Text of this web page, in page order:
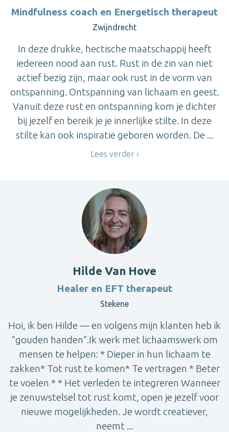
Mindfulness coach en Energetisch therapeut
Zwijndrecht
In deze drukke, hectische maatschappij heeft
iedereen nood aan rust. Rust in de zin van niet
actief bezig zijn, maar ook rust in de vorm van
ontspanning. Ontspanning van lichaam en geest.
Vanuit deze rust en ontspanning kom je dichter
bij jezelf en bereik je je innerlijke stilte. In deze
stilte kan ook inspiratie geboren worden. De ...
Lees verder
Hilde Van Hove
Healer en EFT therapeut
Stekene
Hoi, ik ben Hilde — en volgens mijn klanten heb ik
“gouden handen”.Ik werk met lichaamswerk om
mensen te helpen: * Dieper in hun lichaam te
zakken* Tot rust te komen* Te vertragen * Beter
te voelen * * Het verleden te integreren Wanneer
je zenuwstelsel tot rust komt, open je jezelf voor
nieuwe mogelijkheden. Je wordt creatiever,
neemt ...